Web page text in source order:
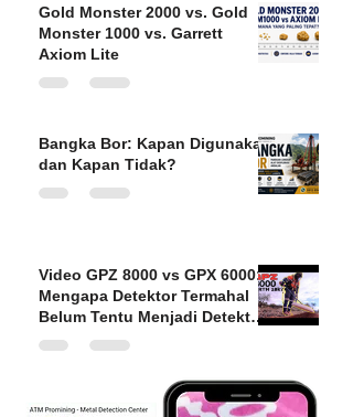
Gold Monster 2000 vs. Gold
Monster 1000 vs. Garrett
Axiom Lite
Bangka Bor: Kapan Digunakan
dan Kapan Tidak?
Video GPZ 8000 vs GPX 6000:
Mengapa Detektor Termahal
Belum Tentu Menjadi Detektor
Terbaik untuk Kondisi